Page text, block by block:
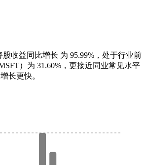
收益同比增长 为 95.99%，处于行业前
）为 31.60%，更接近同业常见水平
长更快。